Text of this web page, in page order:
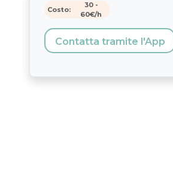
Costo:
30-
60€/h
Contatta tramite l'App